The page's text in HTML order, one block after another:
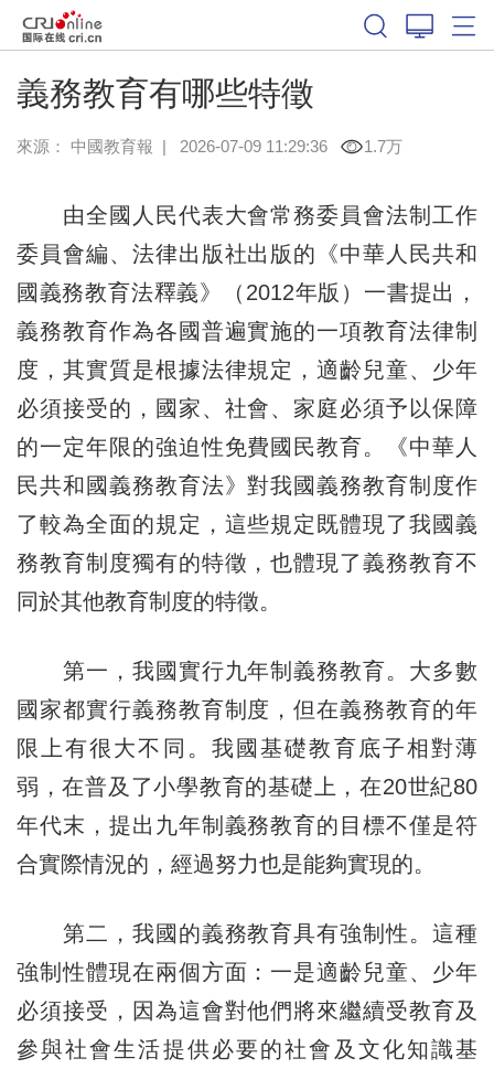
義務教育有哪些特徵
來源： 中國教育報 | 2026-07-09 11:29:36 1.7万
由全國人民代表大會常務委員會法制工作
委員會編、法律出版社出版的《中華人民共和
國義務教育法釋義》（2012年版）一書提出，
義務教育作為各國普遍實施的一項教育法律制
度，其實質是根據法律規定，適齡兒童、少年
必須接受的，國家、社會、家庭必須予以保障
的一定年限的強迫性免費國民教育。《中華人
民共和國義務教育法》對我國義務教育制度作
了較為全面的規定，這些規定既體現了我國義
務教育制度獨有的特徵，也體現了義務教育不
同於其他教育制度的特徵。
第一，我國實行九年制義務教育。大多數
國家都實行義務教育制度，但在義務教育的年
限上有很大不同。我國基礎教育底子相對薄
弱，在普及了小學教育的基礎上，在20世紀80
年代末，提出九年制義務教育的目標不僅是符
合實際情況的，經過努力也是能夠實現的。
第二，我國的義務教育具有強制性。這種
強制性體現在兩個方面：一是適齡兒童、少年
必須接受，因為這會對他們將來繼續受教育及
參與社會生活提供必要的社會及文化知識基